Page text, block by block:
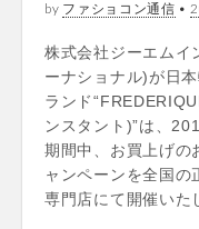
by ファショコン通信 •
株式会社ジーエムイ
ーナショナル)が日
ランド
ンスタント)”は、
期間中、お買上げの
ャンペーンを全国の
専門店にて開催いた